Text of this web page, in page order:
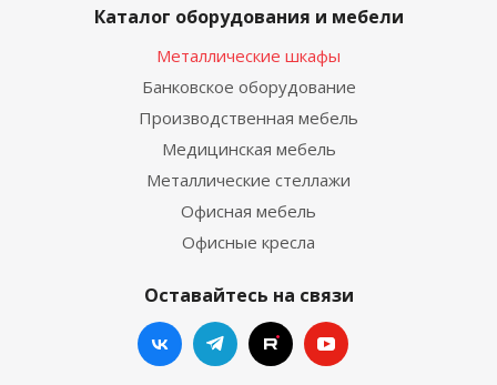
Каталог оборудования и мебели
Металлические шкафы
Банковское оборудование
Производственная мебель
Медицинская мебель
Металлические стеллажи
Офисная мебель
Офисные кресла
Оставайтесь на связи